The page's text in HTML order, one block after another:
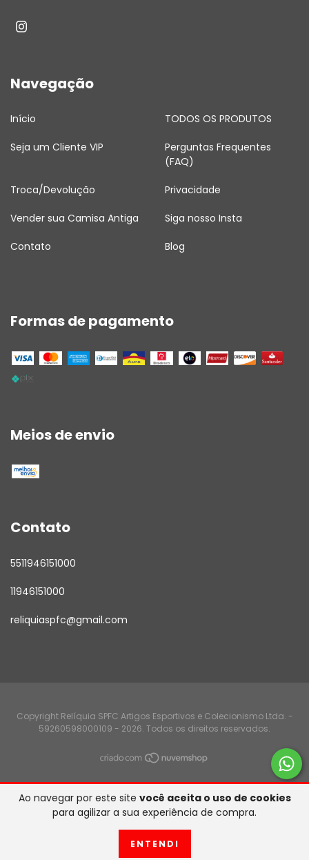
Ao navegar por este site você aceita o uso de cookies
para agilizar a sua experiência de compra.
ENTENDI
Navegação
Início TODOS OS PRODUTOS
Seja um Cliente VIP
Perguntas Frequentes
(FAQ)
Troca/Devolução Privacidade
Vender sua Camisa Antiga Siga nosso Insta
Contato Blog
Formas de pagamento
Meios de envio
Contato
5511946151000
11946151000
reliquiaspfc@gmail.com
Copyright Relíquia SPFC Artigos Esportivos e Colecionismo Ltda. -
59260598000109 - 2026. Todos os direitos reservados.